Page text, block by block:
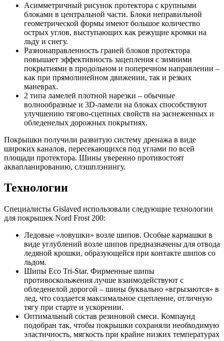
Асимметричный рисунок протектора с крупными
блоками в центральной части. Блоки неправильной
геометрической формы имеют большое количество
острых углов, выступающих как режущие кромки на
льду и снегу.
Разнонаправленность граней блоков протектора
повышает эффективность зацепления с зимними
покрытиями в продольном и поперечном направлении –
как при прямолинейном движении, так и резких
маневрах.
2 типа ламелей плотной нарезки – обычные
волнообразные и 3D-ламели на блоках способствуют
улучшению тягово-сцепных свойств на заснеженных и
обледенелых дорожных покрытиях.
Покрышки получили развитую систему дренажа в виде
широких каналов, пересекающихся под углами по всей
площади протектора. Шины уверенно противостоят
аквапланированию, слэшплэнингу.
Технологии
Специалисты Gislaved использовали следующие технологии
для покрышек Nord Frost 200:
Ледовые «ловушки» возле шипов. Особые кармашки в
виде углублений возле шипов предназначены для отвода
ледяной крошки, образующейся при контакте шипов со
льдом.
Шипы Eco Tri-Star. Фирменные шипы
противоскольжения лучше взаимодействуют с
обледенелой дорогой – шины буквально «вгрызаются» в
лед, что создается максимальное сцепление, отличную
тягу при старте и ускорении.
Оптимальный состав резиновой смеси. Компаунд
подобран так, чтобы покрышки сохраняли необходимую
эластичность, мягкость при крайне низких температурах